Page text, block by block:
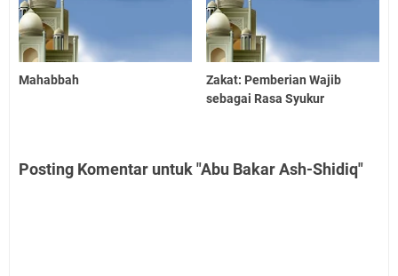
Mahabbah
Zakat: Pemberian Wajib
sebagai Rasa Syukur
Posting Komentar untuk "Abu Bakar Ash-Shidiq"